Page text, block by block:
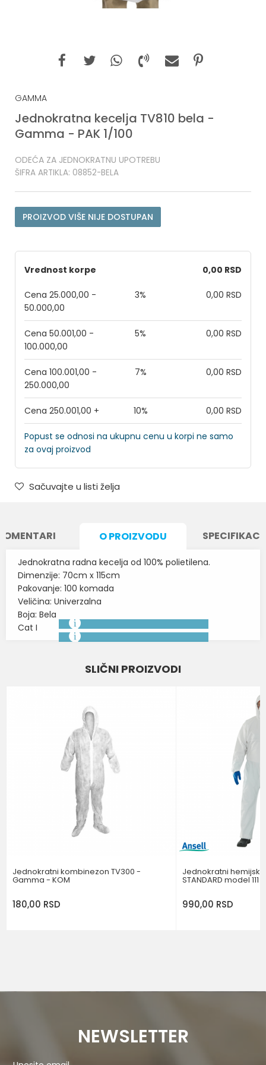
GAMMA
Jednokratna kecelja TV810 bela -
Gamma - PAK 1/100
ODEĆA ZA JEDNOKRATNU UPOTREBU
ŠIFRA ARTIKLA: 08852-BELA
PROIZVOD VIŠE NIJE DOSTUPAN
Vrednost korpe 0,00 RSD
Cena 25.000,00 -
50.000,00
3% 0,00 RSD
Cena 50.001,00 -
100.000,00
5% 0,00 RSD
Cena 100.001,00 -
250.000,00
7% 0,00 RSD
Cena 250.001,00 + 10% 0,00 RSD
Popust se odnosi na ukupnu cenu u korpi ne samo
za ovaj proizvod
Sačuvajte u listi želja
O PROIZVODU
Jednokratna radna kecelja od 100% polietilena.
Dimenzije: 70cm x 115cm
Pakovanje: 100 komada
Veličina: Univerzalna
Boja: Bela
Cat I
Karakteristika Vrednost
ODEĆA ZA JEDNOKRATNU
GAMMA
SLIČNI PROIZVODI
Jednokratni kombinezon TV300 -
Gamma - KOM
180,00 RSD
Jednokratni hemijski
STANDARD model 111
990,00 RSD
NEWSLETTER